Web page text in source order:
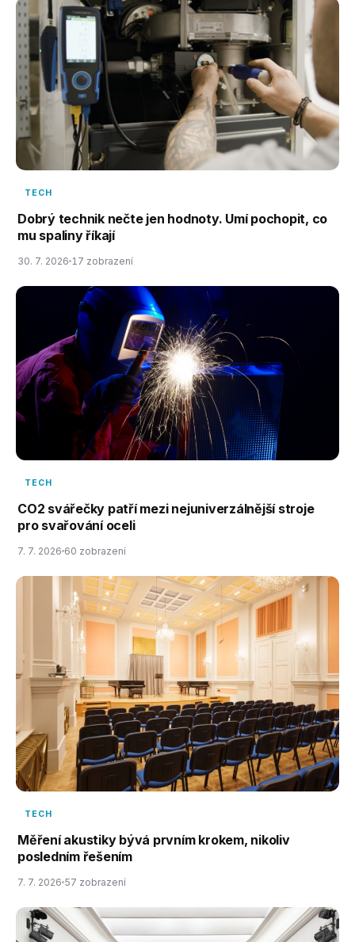
TECH
Dobrý technik nečte jen hodnoty. Umí pochopit, co
mu spaliny říkají
30. 7. 2026 17 zobrazení
TECH
CO2 svářečky patří mezi nejuniverzálnější stroje
pro svařování oceli
7. 7. 2026 60 zobrazení
TECH
Měření akustiky bývá prvním krokem, nikoliv
posledním řešením
7. 7. 2026 57 zobrazení